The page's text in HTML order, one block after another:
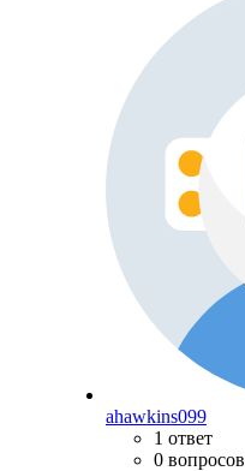
ahawkins099
1 ответ
0 вопросов